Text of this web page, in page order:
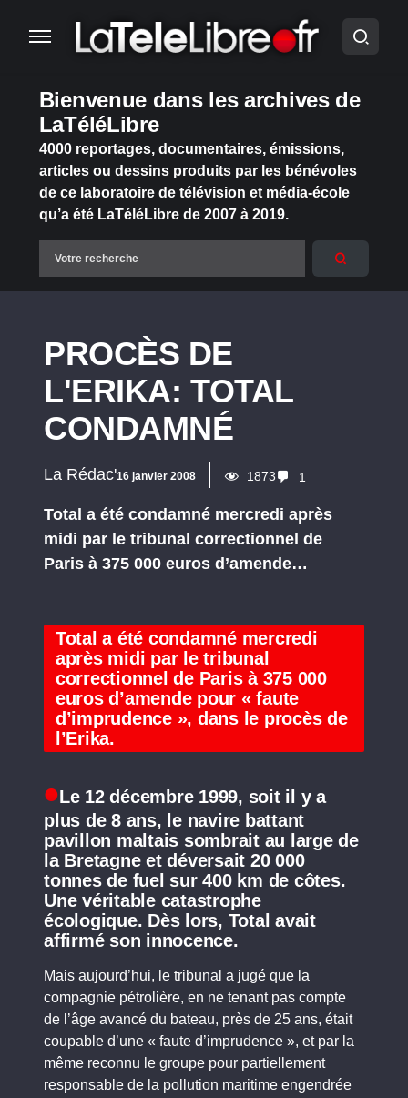
Bienvenue dans les archives de
LaTéléLibre
4000 reportages, documentaires, émissions,
articles ou dessins produits par les bénévoles
de ce laboratoire de télévision et média-école
qu’a été LaTéléLibre de 2007 à 2019.
PROCÈS DE
L'ERIKA: TOTAL
CONDAMNÉ
La Rédac'16 janvier 2008 1873 1
Total a été condamné mercredi après
midi par le tribunal correctionnel de
Paris à 375 000 euros d’amende…
Total a été condamné mercredi
après midi par le tribunal
correctionnel de Paris à 375 000
euros d’amende pour « faute
d’imprudence », dans le procès de
l’Erika.
Le 12 décembre 1999, soit il y a
plus de 8 ans, le navire battant
pavillon maltais sombrait au large de
la Bretagne et déversait 20 000
tonnes de fuel sur 400 km de côtes.
Une véritable catastrophe
écologique. Dès lors, Total avait
affirmé son innocence.
Mais aujourd’hui, le tribunal a jugé que la
compagnie pétrolière, en ne tenant pas compte
de l’âge avancé du bateau, près de 25 ans, était
coupable d’une « faute d’imprudence », et par la
même reconnu le groupe pour partiellement
responsable de la pollution maritime engendrée